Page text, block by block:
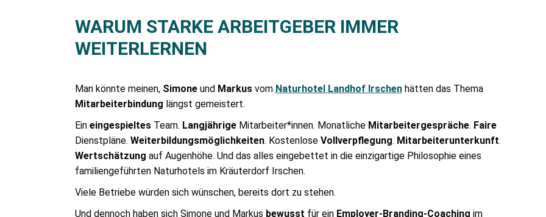
WARUM STARKE ARBEITGEBER IMMER
WEITERLERNEN
Man könnte meinen, Simoneund Markusvom Naturhotel Landhof Irschenhätten das Thema
Mitarbeiterbindung längst gemeistert.
Ein eingespieltesTeam. LangjährigeMitarbeiter*innen. Monatliche Mitarbeitergespräche. Faire
Dienstpläne. Weiterbildungsmöglichkeiten. Kostenlose Vollverpflegung. Mitarbeiterunterkunft.
Wertschätzung auf Augenhöhe. Und das alles eingebettet in die einzigartige Philosophie eines
familiengeführten Naturhotels im Kräuterdorf Irschen.
Viele Betriebe würden sich wünschen, bereits dort zu stehen.
Und dennoch haben sich Simone und Markus bewusst für ein Employer-Branding-Coaching im